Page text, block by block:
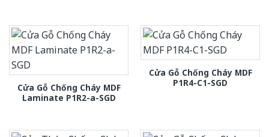
Cửa Gỗ Chống Cháy MDF
Laminate P1R2-a-SGD
Cửa Gỗ Chống Cháy MDF
P1R4-C1-SGD